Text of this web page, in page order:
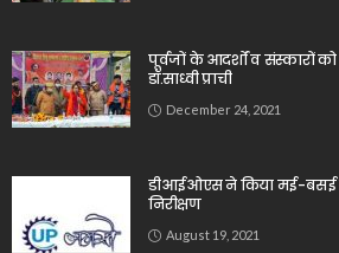
पूर्वजों के आदर्शों व संस्कारों
डॉ.साध्वी प्राची
December 24, 2021
डीआईओएस ने किया मई-बसई
निरीक्षण
August 19, 2021